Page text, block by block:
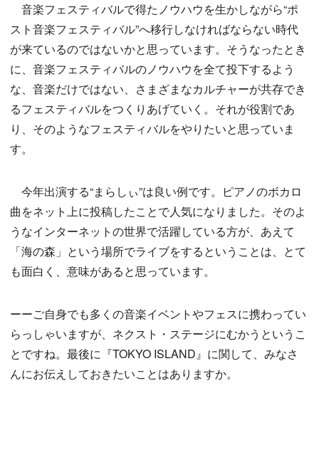
音楽フェスティバルで得たノウハウを生かしながら“ポ
スト音楽フェスティバル”へ移行しなければならない時代
が来ているのではないかと思っています。そうなったとき
に、音楽フェスティバルのノウハウを全て投下するよう
な、音楽だけではない、さまざまなカルチャーが共存でき
るフェスティバルをつくりあげていく。それが役割であ
り、そのようなフェスティバルをやりたいと思っていま
す。
今年出演する“まらしぃ”は良い例です。ピアノのボカロ
曲をネット上に投稿したことで人気になりました。そのよ
うなインターネットの世界で活躍している方が、あえて
「海の森」という場所でライブをするということは、とて
も面白く、意味があると思っています。
ーーご自身でも多くの音楽イベントやフェスに携わってい
らっしゃいますが、ネクスト・ステージにむかうというこ
とですね。最後に『TOKYO ISLAND』に関して、みなさ
んにお伝えしておきたいことはありますか。